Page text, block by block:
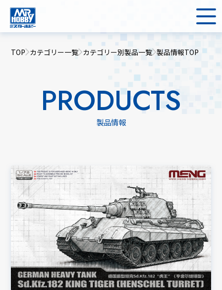
TOP カテゴリー一覧 カテゴリー別製品一覧 製品情報TOP
PRODUCTS
製品情報